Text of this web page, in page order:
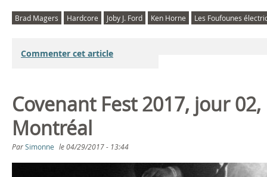
Brad Magers Hardcore Joby J. Ford Ken Horne Les Foufounes
Commenter cet article
Covenant Fest 2017, jour
Montréal
ParSimonne le04/29/2017 - 13:44